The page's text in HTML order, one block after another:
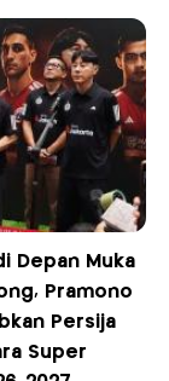
Depan Muka
Pramono
Persija
Super